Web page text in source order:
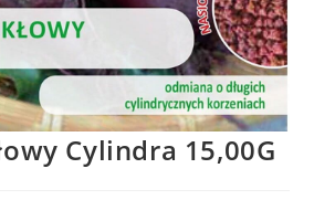
Cylindra 15,00G